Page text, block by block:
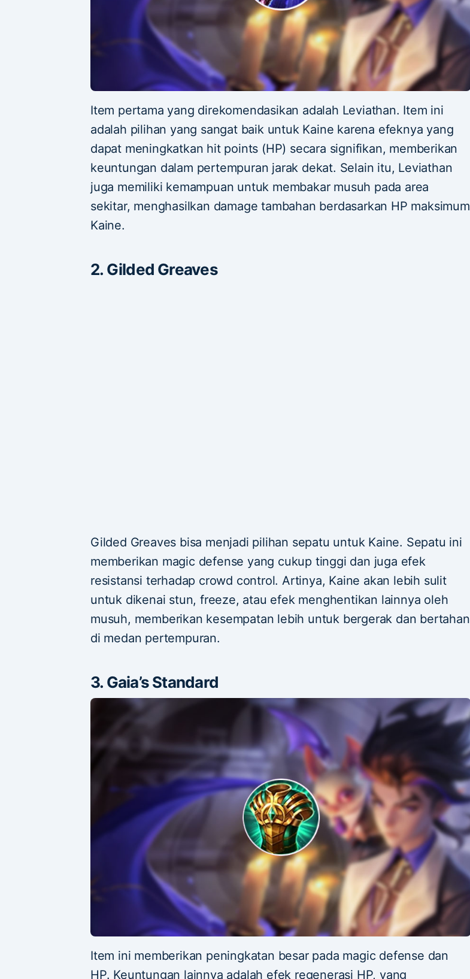
Item pertama yang direkomendasikan adalah Leviathan. Item ini
adalah pilihan yang sangat baik untuk Kaine karena efeknya yang
dapat meningkatkan hit points (HP) secara signifikan, memberikan
keuntungan dalam pertempuran jarak dekat. Selain itu, Leviathan
juga memiliki kemampuan untuk membakar musuh pada area
sekitar, menghasilkan damage tambahan berdasarkan HP maksimum
Kaine.
2. Gilded Greaves
Gilded Greaves bisa menjadi pilihan sepatu untuk Kaine. Sepatu ini
memberikan magic defense yang cukup tinggi dan juga efek
resistansi terhadap crowd control. Artinya, Kaine akan lebih sulit
untuk dikenai stun, freeze, atau efek menghentikan lainnya oleh
musuh, memberikan kesempatan lebih untuk bergerak dan bertahan
di medan pertempuran.
3. Gaia’s Standard
Item ini memberikan peningkatan besar pada magic defense dan
HP. Keuntungan lainnya adalah efek regenerasi HP, yang